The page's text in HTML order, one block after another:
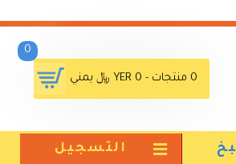
0 منتجات - YER 0 ﷼ يمني
0
التسجيل